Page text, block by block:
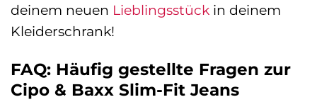
deinem neuen Lieblingsstück in deinem
Kleiderschrank!
FAQ: Häufig gestellte Fragen zur
Cipo & Baxx Slim-Fit Jeans